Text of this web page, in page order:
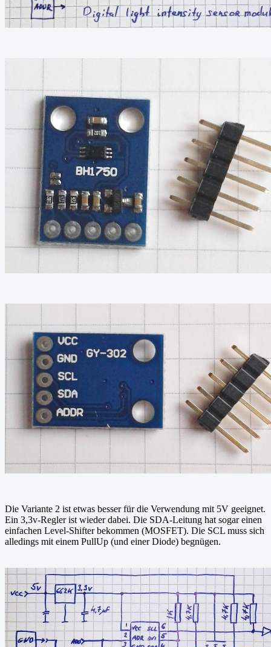
Die Variante 2 ist etwas besser für die Verwendung mit 5V geeignet.
Ein 3,3v-Regler ist wieder dabei. Die SDA-Leitung hat sogar einen
einfachen Level-Shifter bekommen (MOSFET). Die SCL muss sich
alledings mit einem PullUp (und einer Diode) begnügen.